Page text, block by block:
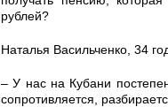
рублей?
Наталья Васильченко, 34
– У нас на Кубани
сопротивляется,